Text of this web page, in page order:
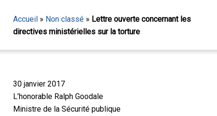
Accueil» Non classé» Lettre ouverte concernant les
directives ministérielles sur la torture
30 janvier 2017
L’honorable Ralph Goodale
Ministre de la Sécurité publique